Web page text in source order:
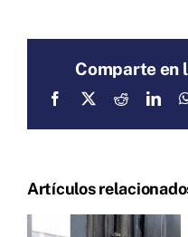
Comparte en
Facebook
X Reddit
Artículos